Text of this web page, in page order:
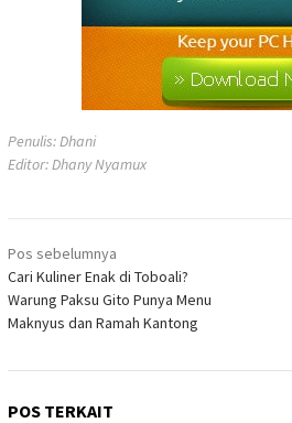
Penulis: Dhani
Editor: Dhany Nyamux
Navigasi
pos
Pos sebelumnya
Cari Kuliner Enak di Toboali?
Warung Paksu Gito Punya Menu
Maknyus dan Ramah Kantong
POS TERKAIT